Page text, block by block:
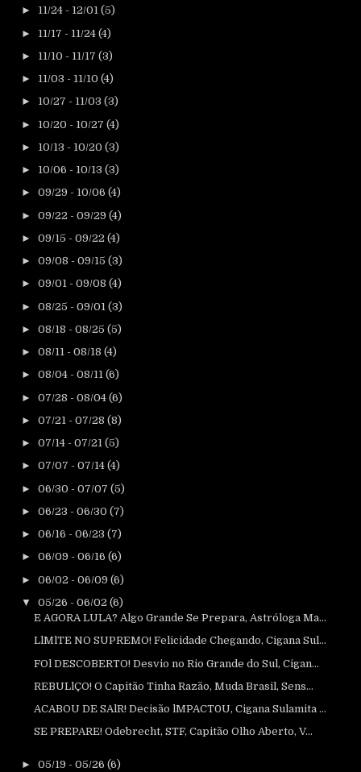
► 11/24 - 12/01 (5)
► 11/17 - 11/24 (4)
► 11/10 - 11/17 (3)
► 11/03 - 11/10 (4)
► 10/27 - 11/03 (3)
► 10/20 - 10/27 (4)
► 10/13 - 10/20 (3)
► 10/06 - 10/13 (3)
► 09/29 - 10/06 (4)
► 09/22 - 09/29 (4)
► 09/15 - 09/22 (4)
► 09/08 - 09/15 (3)
► 09/01 - 09/08 (4)
► 08/25 - 09/01 (3)
► 08/18 - 08/25 (5)
► 08/11 - 08/18 (4)
► 08/04 - 08/11 (6)
► 07/28 - 08/04 (6)
► 07/21 - 07/28 (8)
► 07/14 - 07/21 (5)
► 07/07 - 07/14 (4)
► 06/30 - 07/07 (5)
► 06/23 - 06/30 (7)
► 06/16 - 06/23 (7)
► 06/09 - 06/16 (6)
► 06/02 - 06/09 (6)
▼ 05/26 - 06/02 (6)
E AGORA LULA? Algo Grande Se Prepara, Astróloga Ma...
LlMlTE NO SUPREMO! Felicidade Chegando, Cigana Sul...
FOl DESCOBERTO! Desvio no Rio Grande do Sul, Cigan...
REBULlÇO! O Capitão Tinha Razão, Muda Brasil, Sens...
ACABOU DE SAlR! Decisão lMPACT0U, Cigana Sulamita ...
SE PREPARE! Odebrecht, STF, Capitão Olho Aberto, V...
► 05/19 - 05/26 (6)